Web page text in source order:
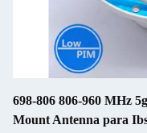
698-806 806-960 MHz
Mount Antenna para